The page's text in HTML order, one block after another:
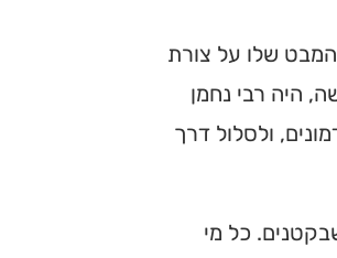
שלו על צורת
היה רבי נחמן
ולסלול דרך
כל מי